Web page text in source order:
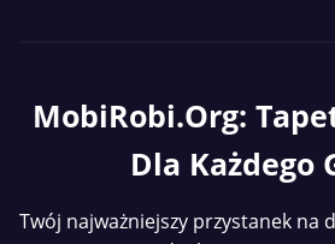
MobiRobi.org:
Dla Każdego
Twój najważniejszy przystanek na